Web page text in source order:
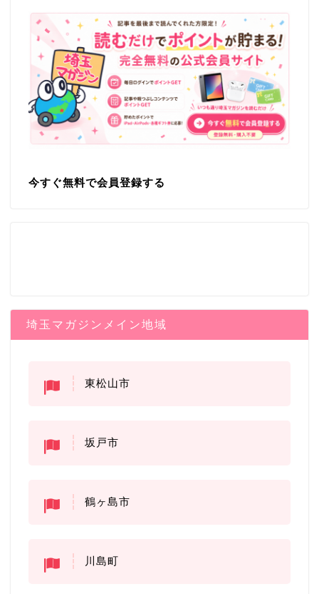
今すぐ無料で会員登録する
埼玉マガジンメイン地域
東松山市
坂戸市
鶴ヶ島市
川島町